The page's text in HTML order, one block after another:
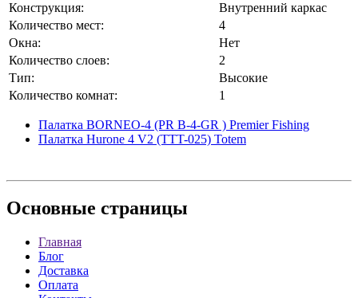
Конструкция:
Внутренний каркас
Количество мест:
4
Окна:
Нет
Количество слоев:
2
Тип:
Высокие
Количество комнат:
1
Палатка BORNEO-4 (PR B-4-GR ) Premier Fishing
Палатка Hurone 4 V2 (TTT-025) Totem
Основные страницы
Главная
Блог
Доставка
Оплата